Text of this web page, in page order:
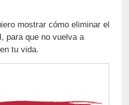
mostrar cómo eliminar el
para que no vuelva a
tu vida.